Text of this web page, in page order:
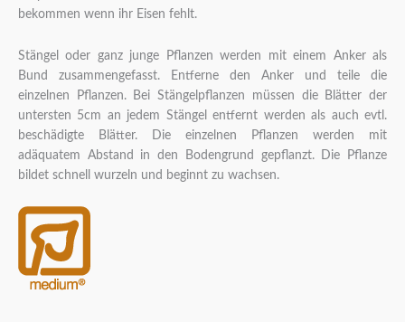
bekommen wenn ihr Eisen fehlt.
Stängel oder ganz junge Pflanzen werden mit einem Anker als
Bund zusammengefasst. Entferne den Anker und teile die
einzelnen Pflanzen. Bei Stängelpflanzen müssen die Blätter der
untersten 5cm an jedem Stängel entfernt werden als auch evtl.
beschädigte Blätter. Die einzelnen Pflanzen werden mit
adäquatem Abstand in den Bodengrund gepflanzt. Die Pflanze
bildet schnell wurzeln und beginnt zu wachsen.